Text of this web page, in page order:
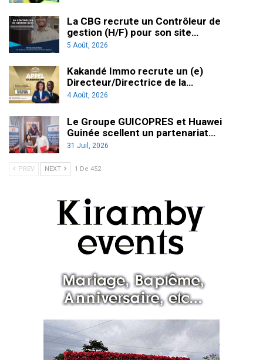
La CBG recrute un Contrôleur de
gestion (H/F) pour son site…
5 Août, 2026
Kakandé Immo recrute un (e)
Directeur/Directrice de la…
4 Août, 2026
Le Groupe GUICOPRES et Huawei
Guinée scellent un partenariat…
31 Juil, 2026
PREV NEXT 1 De 452